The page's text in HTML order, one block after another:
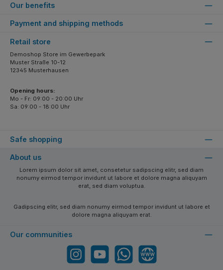
Our benefits
Payment and shipping methods
Safe shopping
Retail store
Demoshop Store im Gewerbepark
Muster Straße 10-12
12345 Musterhausen
Opening hours:
Mo - Fr: 09:00 - 20:00 Uhr
Sa: 09:00 - 18:00 Uhr
About us
Lorem ipsum dolor sit amet, consetetur sadipscing elitr, sed diam
nonumy eirmod tempor invidunt ut labore et dolore magna aliquyam
erat, sed diam voluptua.
Gadipscing elitr, sed diam nonumy eirmod tempor invidunt ut labore et
dolore magna aliquyam erat.
Our communities
Instagram YouTube WhatsApp Website